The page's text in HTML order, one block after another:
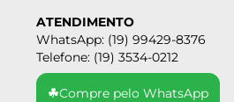
ATENDIMENTO
WhatsApp: (19) 99429-8376
Telefone: (19) 3534-0212
☘Compre pelo WhatsApp